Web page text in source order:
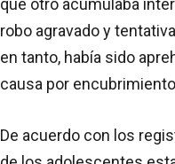
que otro acumulaba
robo agravado y
en tanto, había sido
causa por
De acuerdo con los